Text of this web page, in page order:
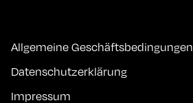
Allgemeine Geschäftsbedingungen
Datenschutzerklärung
Impressum